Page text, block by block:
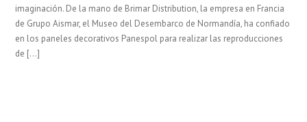
imaginación. De la mano de Brimar Distribution, la empresa en Francia
de Grupo Aismar, el Museo del Desembarco de Normandía, ha confiado
en los paneles decorativos Panespol para realizar las reproducciones
de […]